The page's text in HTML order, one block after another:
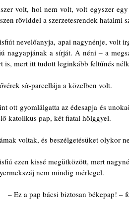
volt, hol nem volt, volt egyszer
röviddel a szerzetesrendek hatalmi
nevelőanyja, apai nagynénje, volt
nagyapjának a sírját. A néni ‒ a
is, mert itt tudott leginkább feltűnés
sír-parcellája a közelben volt.
ott gyomlálgatta az édesapja és
katolikus pap, két fiatal hölggyel.
voltak, és beszélgetésüket olykor
ezen kissé megütközött, mert
nem mindig mérlegel.
‒ Ez a pap bácsi biztosan békepap!